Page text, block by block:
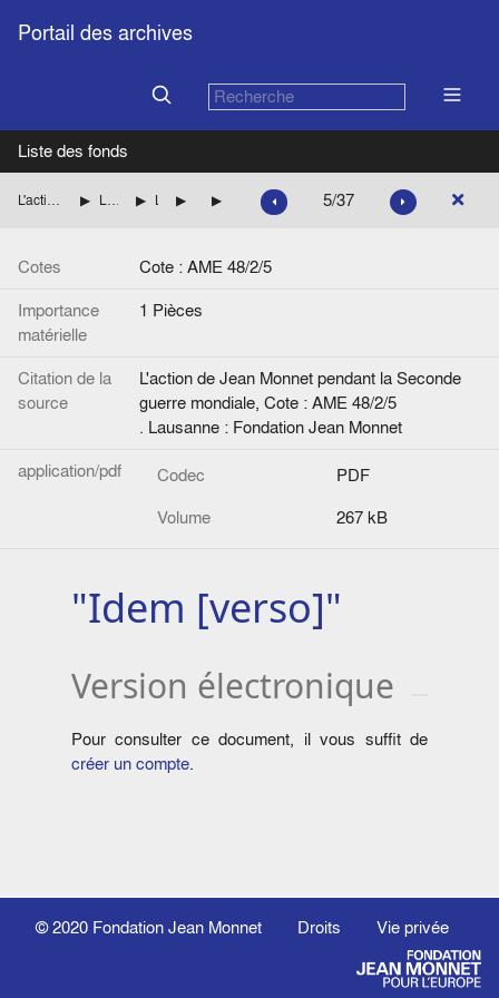
Portail des archives
Liste des fonds
L'action de Jean Monnet pendant la Seconde guerre mondiale La mission de Jean Monnet à Washington pour le compte des autorités françaises Questions monétaires en France
"Idem [verso]" 5/37
Cotes
Cote : AME 48/2/5
Importance
matérielle
1 Pièces
Citation de la
source
L'action de Jean Monnet pendant la Seconde
guerre mondiale, Cote : AME 48/2/5
. Lausanne : Fondation Jean Monnet
application/pdf
Codec
PDF
Volume
267 kB
"Idem [verso]"
Version électronique
Pour consulter ce document, il vous suffit de
créer un compte.
© 2020 Fondation Jean Monnet Droits Vie privée